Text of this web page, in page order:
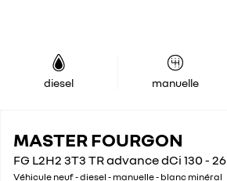
diesel manuelle
MASTER FOURGON
FG L2H2 3T3 TR advance dCi 130 - 26
Véhicule neuf - diesel - manuelle - blanc minéral